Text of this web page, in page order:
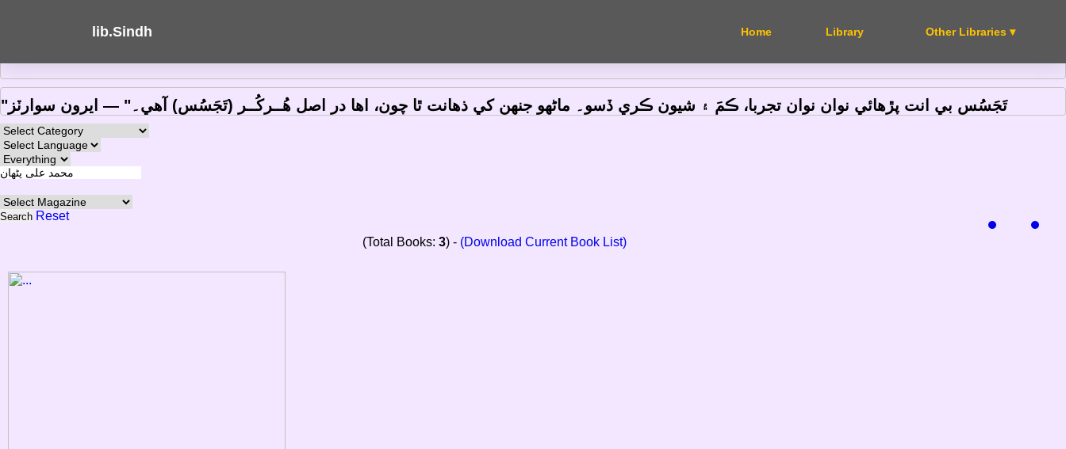
lib.Sindh Other Libraries ▾
"تَجَسُس بي انت پڙهائي نوان نوان تجربا، ڪمَ ۽ شيون ڪري ڏسو۔ ماڻهو جنهن کي ذهانت ٿا چون، اها در اصل هُــرکُــر (تَجَسُس) آهي۔" ― ايرون سوارٽز
Search Reset
(Total Books: 3) - (Download Current Book List)